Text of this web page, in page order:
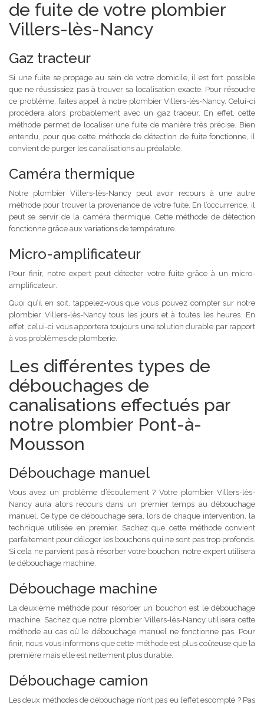
de fuite de votre plombier
Villers-lès-Nancy
Gaz tracteur
Si une fuite se propage au sein de votre domicile, il est fort possible
que ne réussissiez pas à trouver sa localisation exacte. Pour résoudre
ce problème, faites appel à notre plombier Villers-lès-Nancy. Celui-ci
procèdera alors probablement avec un gaz traceur. En effet, cette
méthode permet de localiser une fuite de manière très précise. Bien
entendu, pour que cette méthode de détection de fuite fonctionne, il
convient de purger les canalisations au préalable.
Caméra thermique
Notre plombier Villers-lès-Nancy peut avoir recours à une autre
méthode pour trouver la provenance de votre fuite. En l’occurrence, il
peut se servir de la caméra thermique. Cette méthode de détection
fonctionne grâce aux variations de température.
Micro-amplificateur
Pour finir, notre expert peut détecter votre fuite grâce à un micro-
amplificateur.
Quoi qu’il en soit, tappelez-vous que vous pouvez compter sur notre
plombier Villers-lès-Nancy tous les jours et à toutes les heures. En
effet, celui-ci vous apportera toujours une solution durable par rapport
à vos problèmes de plomberie.
Les différentes types de
débouchages de
canalisations effectués par
notre plombier Pont-à-
Mousson
Débouchage manuel
Vous avez un problème d’écoulement ? Votre plombier Villers-lès-
Nancy aura alors recours dans un premier temps au débouchage
manuel. Ce type de débouchage sera, lors de chaque intervention, la
technique utilisée en premier. Sachez que cette méthode convient
parfaitement pour déloger les bouchons qui ne sont pas trop profonds.
Si cela ne parvient pas à résorber votre bouchon, notre expert utilisera
le débouchage machine.
Débouchage machine
La deuxième méthode pour résorber un bouchon est le débouchage
machine. Sachez que notre plombier Villers-lès-Nancy utilisera cette
méthode au cas où le débouchage manuel ne fonctionne pas. Pour
finir, nous vous informons que cette méthode est plus coûteuse que la
première mais elle est nettement plus durable.
Débouchage camion
Les deux méthodes de débouchage n’ont pas eu l’effet escompté ? Pas